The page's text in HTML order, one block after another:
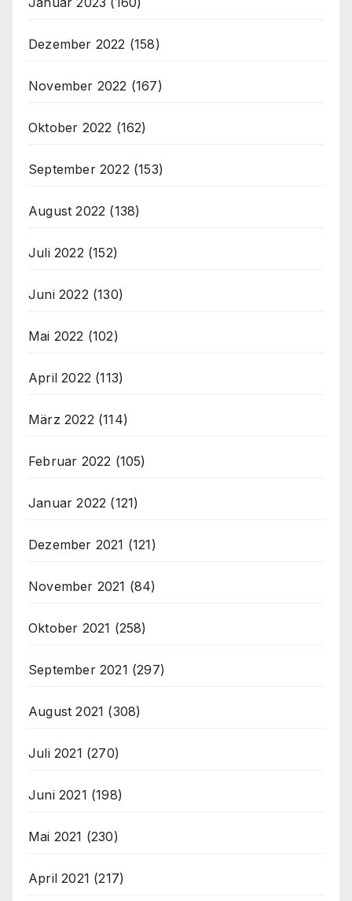
Dezember 2022 (158)
November 2022 (167)
Oktober 2022 (162)
September 2022 (153)
August 2022 (138)
Juli 2022 (152)
Juni 2022 (130)
Mai 2022 (102)
April 2022 (113)
März 2022 (114)
Februar 2022 (105)
Januar 2022 (121)
Dezember 2021 (121)
November 2021 (84)
Oktober 2021 (258)
September 2021 (297)
August 2021 (308)
Juli 2021 (270)
Juni 2021 (198)
Mai 2021 (230)
April 2021 (217)